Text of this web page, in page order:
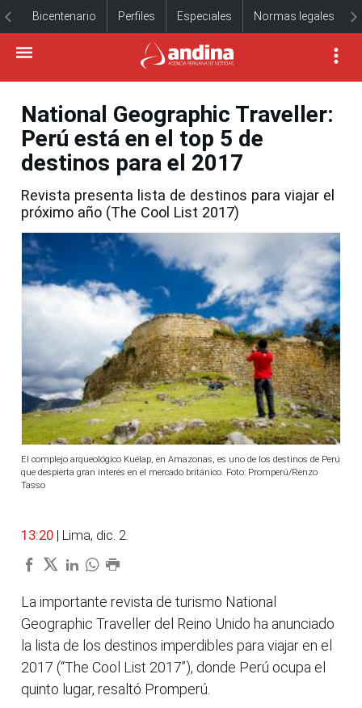
Bicentenario Perfiles Especiales Normas legales
National Geographic Traveller:
Perú está en el top 5 de
destinos para el 2017
Revista presenta lista de destinos para viajar el
próximo año (The Cool List 2017)
El complejo arqueológico Kuélap, en Amazonas, es uno de los destinos de Perú
que despierta gran interés en el mercado británico. Foto: Promperú/Renzo
Tasso
13:20 | Lima, dic. 2.
La importante revista de turismo National
Geographic Traveller del Reino Unido ha anunciado
la lista de los destinos imperdibles para viajar en el
2017 (“The Cool List 2017”), donde Perú ocupa el
quinto lugar, resaltó Promperú.